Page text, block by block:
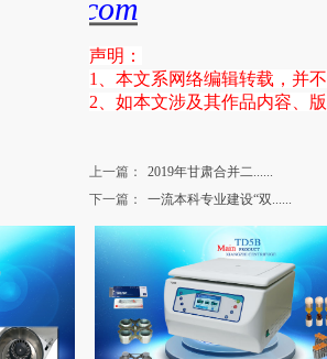
声明：
1、本文系网络编辑转载，并
2、如本文涉及其作品内容、
上一篇：
2019年甘肃合并二......
下一篇：
一流本科专业建设“双......